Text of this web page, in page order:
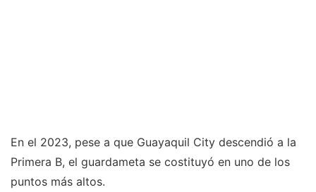
En el 2023, pese a que Guayaquil City descendió a la
Primera B, el guardameta se costituyó en uno de los
puntos más altos.